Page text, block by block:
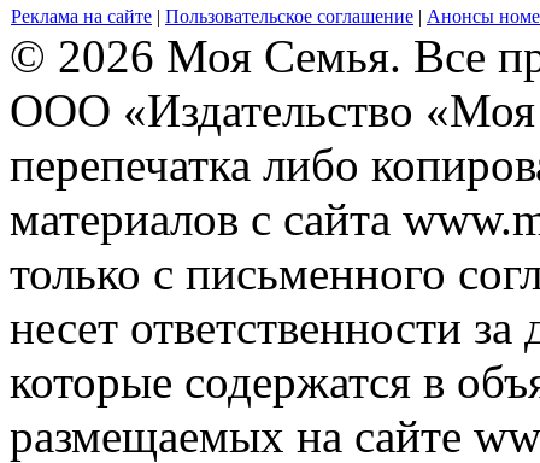
Реклама на сайте | Пользовательское соглашение | Анонсы
© 2026 Моя Семья. Все
ООО «Издательство
перепечатка либо
материалов с сайта
только с письменного
несет ответственности
которые содержатся в
размещаемых на сайте